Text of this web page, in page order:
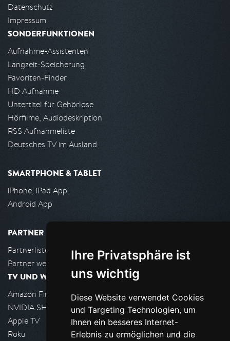
Ihre Privatsphäre ist
uns wichtig
Diese Website verwendet Cookies
und Targeting Technologien, um
Ihnen ein besseres Internet-
Erlebnis zu ermöglichen und die
Datenschutz
Impressum
SONDERFUNKTIONEN
Aufnahme-Assistenten
Langzeit-Speicherung
Favoriten-Finder
HD Aufnahme
Untertitel für Gehörlose
Hörfilme, Audiodeskription
RSS Aufnahmeliste
Deutsches TV im Ausland
SMARTPHONE & TABLET
iPhone, iPad App
Android App
PARTNER
Partnerliste
Partner werden
TV UND WOHNZIMMER
Amazon FireTV
NVIDIA SHIELD, Google TV
Apple TV
Roku